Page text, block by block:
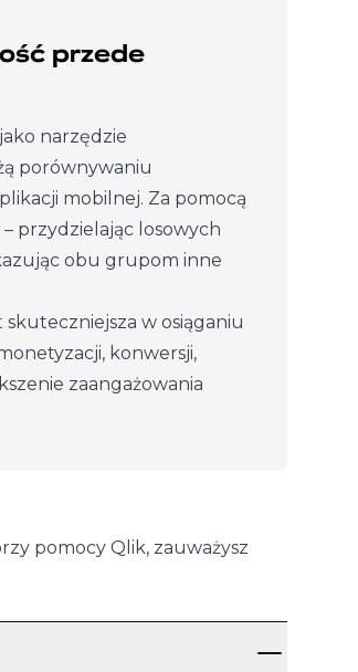
przede
narzędzie
porównywaniu
mobilnej. Za pomocą
przydzielając losowych
obu grupom inne
skuteczniejsza w osiąganiu
konwersji,
zaangażowania
pomocy Qlik, zauważysz